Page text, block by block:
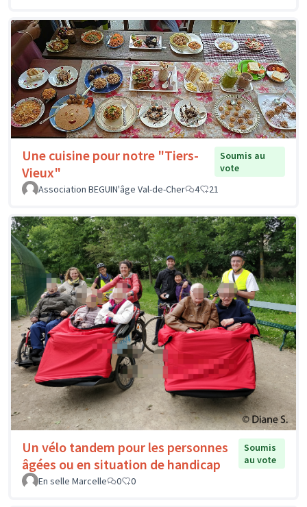
Une cuisine pour notre "Tiers-
Vieux"
Soumis au
vote
Association BEGUIN'âge Val-de-Cher
4 21
Un vélo tandem pour les personnes
âgées ou en situation de handicap
Soumis
au vote
En selle Marcelle
0 0